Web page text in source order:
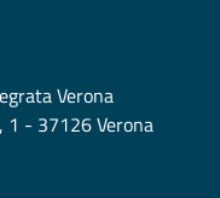
Verona
1 - 37126 Verona